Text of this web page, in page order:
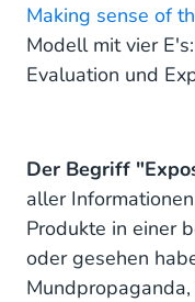
Making sense of
Modell mit vier
Evaluation und
Der Begriff
aller
Produkte in einer
oder gesehen